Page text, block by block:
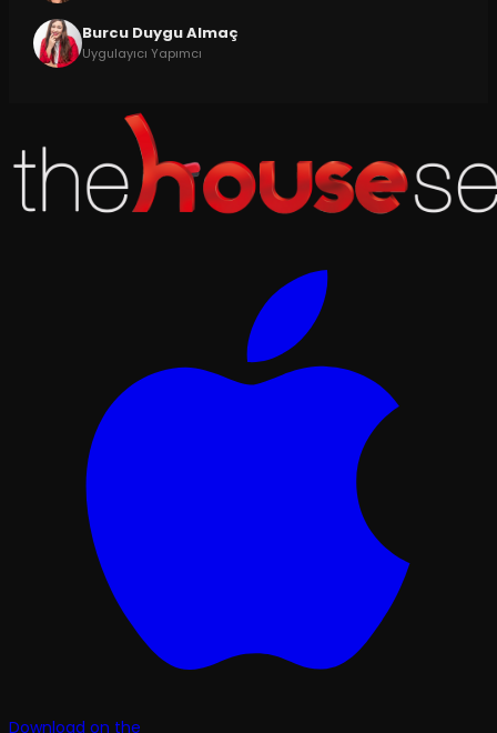
Burcu Duygu Almaç
Uygulayıcı Yapımcı
Download on the